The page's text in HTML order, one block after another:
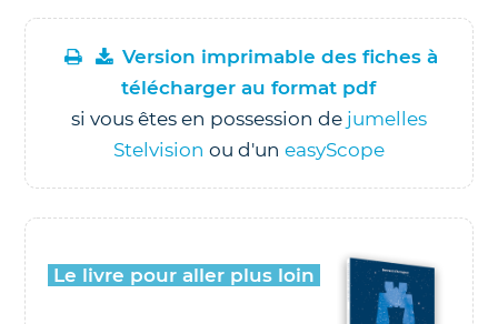
Version imprimable des fiches à
télécharger au format pdf
si vous êtes en possession de jumelles
Stelvision ou d'un easyScope
Le livre pour aller plus loin